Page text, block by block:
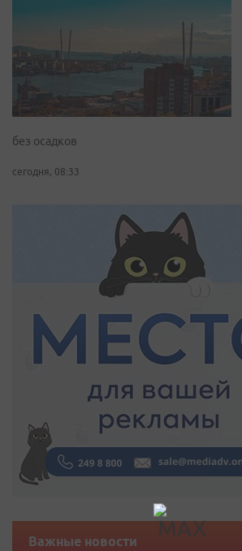
без осадков
сегодня, 08:33
Важные новости